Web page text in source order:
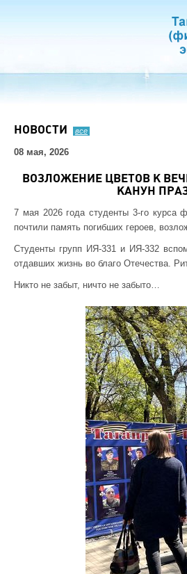
НОВОСТИ все
08 мая, 2026
ВОЗЛОЖЕНИЕ ЦВЕТОВ К
КАНУН
7 мая 2026 года студенты 3-го курса
почтили память погибших героев,
Студенты групп ИЯ-331 и ИЯ-332
отдавших жизнь во благо Отечества.
Никто не забыт, ничто не забыто…